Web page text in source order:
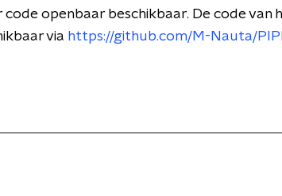
code openbaar beschikbaar. De code van
via https://github.com/M-Nauta/